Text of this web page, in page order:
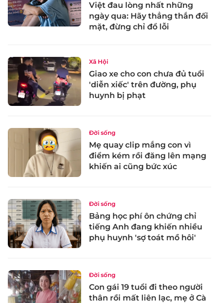
Việt đau lòng nhất những
ngày qua: Hãy thẳng thắn đối
mặt, đừng chỉ đổ lỗi
Xã Hội
Giao xe cho con chưa đủ tuổi
'diễn xiếc' trên đường, phụ
huynh bị phạt
Đời sống
Mẹ quay clip mắng con vì
điểm kém rồi đăng lên mạng
khiến ai cũng bức xúc
Đời sống
Bảng học phí ôn chứng chỉ
tiếng Anh đang khiến nhiều
phụ huynh 'sợ toát mồ hôi'
Đời sống
Con gái 19 tuổi đi theo người
thân rồi mất liên lạc, mẹ ở Cà